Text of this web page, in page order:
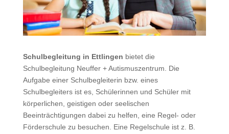
Schulbegleitung in Ettlingen bietet die
Schulbegleitung Neuffer + Autismuszentrum. Die
Aufgabe einer Schulbegleiterin bzw. eines
Schulbegleiters ist es, Schülerinnen und Schüler mit
körperlichen, geistigen oder seelischen
Beeinträchtigungen dabei zu helfen, eine Regel- oder
Förderschule zu besuchen. Eine Regelschule ist z. B.